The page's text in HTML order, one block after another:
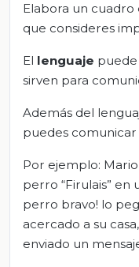
Elabora un cuadro
que consideres
El lenguaje puede
sirven para
Además del
puedes comunicar
Por ejemplo:
perro “Firulais” en
perro bravo! lo
acercado a su
enviado un